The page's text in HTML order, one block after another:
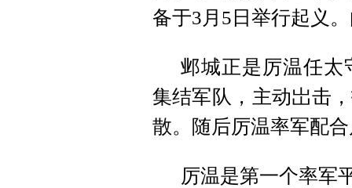
备于3月5日举行起义
邺城正是厉温任太
集结军队，主动岀击
散。随后厉温率军配
厉温是第一个率军